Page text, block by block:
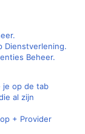
Dienstverlening.
Beheer.
je op de tab
al zijn
+ Provider